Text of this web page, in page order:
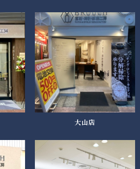
大山店